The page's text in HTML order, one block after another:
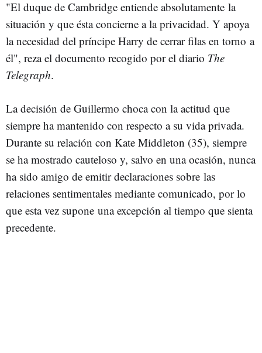
"El duque de Cambridge entiende absolutamente la
situación y que ésta concierne a la privacidad. Y apoya
la necesidad del príncipe Harry de cerrar filas en torno a
él", reza el documento recogido por el diario The
Telegraph.
La decisión de Guillermo choca con la actitud que
siempre ha mantenido con respecto a su vida privada.
Durante su relación con Kate Middleton (35), siempre
se ha mostrado cauteloso y, salvo en una ocasión, nunca
ha sido amigo de emitir declaraciones sobre las
relaciones sentimentales mediante comunicado, por lo
que esta vez supone una excepción al tiempo que sienta
precedente.